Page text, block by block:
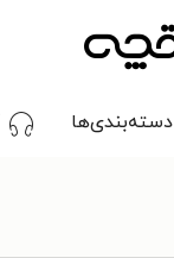
دسته‌بندی‌ها